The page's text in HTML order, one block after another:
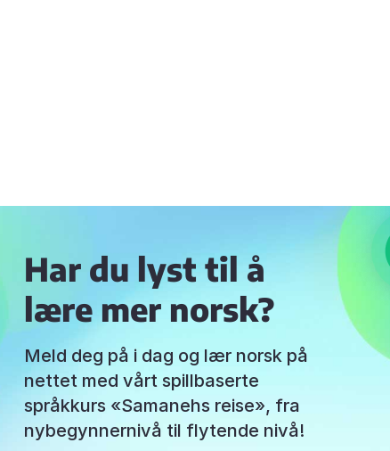
Har du lyst til å
lære mer norsk?
Meld deg på i dag og lær norsk på
nettet med vårt spillbaserte
språkkurs «Samanehs reise», fra
nybegynnernivå til flytende nivå!